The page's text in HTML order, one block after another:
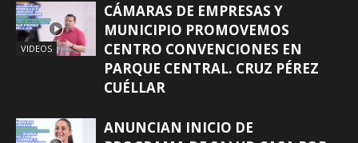
VIDEOS
CÁMARAS DE EMPRESAS Y
MUNICIPIO PROMOVEMOS
CENTRO CONVENCIONES EN
PARQUE CENTRAL. CRUZ PÉREZ
CUÉLLAR
ANUNCIAN INICIO DE